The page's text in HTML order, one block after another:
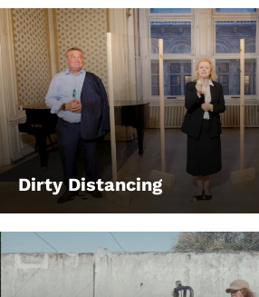
Dirty Distancing